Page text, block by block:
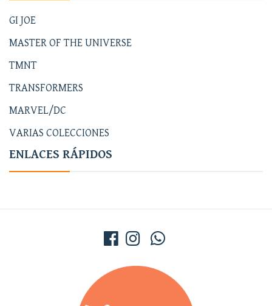
GI JOE
MASTER OF THE UNIVERSE
TMNT
TRANSFORMERS
MARVEL/DC
VARIAS COLECCIONES
ENLACES RÁPIDOS